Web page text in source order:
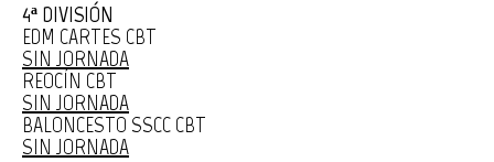
4ª DIVISIÓN
EDM CARTES CBT
SIN JORNADA
REOCÍN CBT
SIN JORNADA
BALONCESTO SSCC CBT
SIN JORNADA